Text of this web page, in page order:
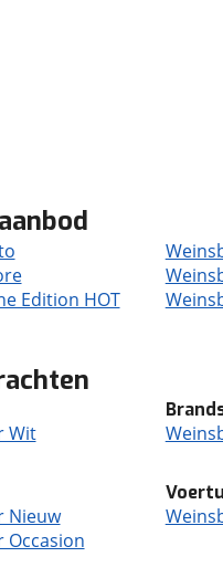
Edition HOT
Wit
Nieuw
Occasion